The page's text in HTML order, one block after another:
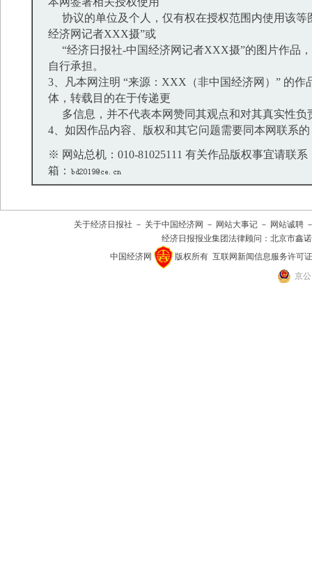
协议的单位及个人，仅有权在授权范围内使用该等
经济网记者XXX摄”或
“经济日报社-中国经济网记者XXX摄”的图片作品
自行承担。
3、凡本网注明 “来源：XXX（非中国经济网）” 的作
体，转载目的在于传递更
多信息，并不代表本网赞同其观点和对其真实性负
4、如因作品内容、版权和其它问题需要同本网联系
※ 网站总机：010-81025111 有关作品版权事宜请联系
箱：
关于经济日报社 － 关于中国经济网 － 网站大事记 － 网站诚聘
经济日报报业集团法律顾问： 北京市鑫
中国经济网
版权所有 互联网新闻信息服务许可证
京公